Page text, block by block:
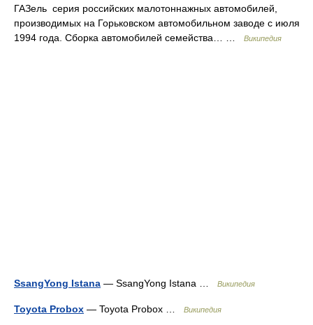
ГАЗель серия российских малотоннажных автомобилей,
производимых на Горьковском автомобильном заводе с июля
1994 года. Сборка автомобилей семейства… …
Википедия
SsangYong Istana — SsangYong Istana … Википедия
Toyota Probox — Toyota Probox … Википедия